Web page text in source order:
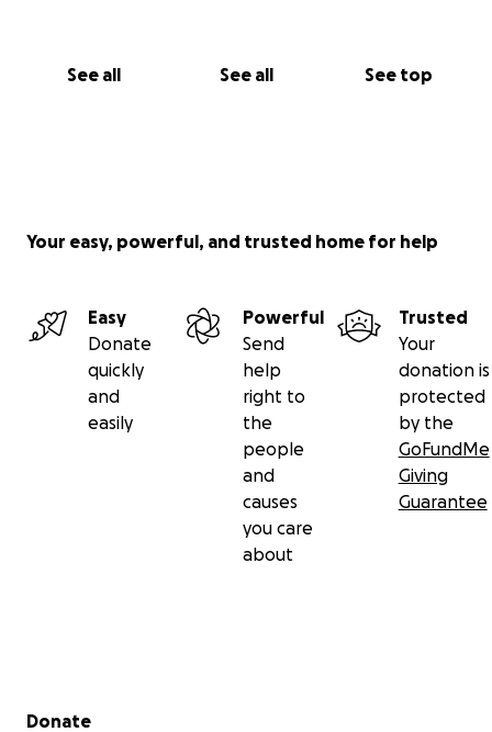
See all See all See top
Jeder einzelne Euro ist willkommen und hilft uns auf
Your easy, powerful, and trusted home for help
Easy
Donate
quickly
and
easily
Powerful
Send
help
right to
the
people
and
causes
you care
about
Trusted
Your
donation is
protected
by the
GoFundMe
Giving
Guarantee
Secondary menu
Donate